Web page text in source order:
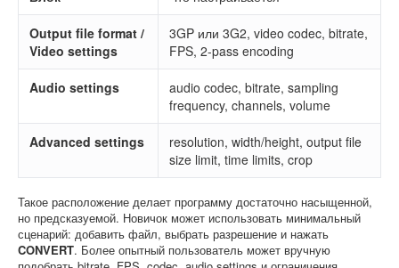
Output file format /
Video settings
3GP или 3G2, video codec, bitrate,
FPS, 2-pass encoding
Audio settings
audio codec, bitrate, sampling
frequency, channels, volume
Advanced settings
resolution, width/height, output file
size limit, time limits, crop
Такое расположение делает программу достаточно насыщенной,
но предсказуемой. Новичок может использовать минимальный
сценарий: добавить файл, выбрать разрешение и нажать
CONVERT. Более опытный пользователь может вручную